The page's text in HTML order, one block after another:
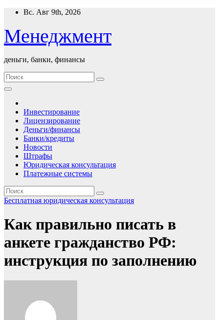
Перейти
содержимому
Вс. Авг 9th, 2026
Менеджмент
деньги, банки, финансы
Инвестирование
Лицензирование
Деньги/финансы
Банки/кредиты
Новости
Штрафы
Юридическая консультация
Платежные системы
Бесплатная юридическая консультация
Как правильно писать в
анкете гражданство РФ:
инструкция по заполнению